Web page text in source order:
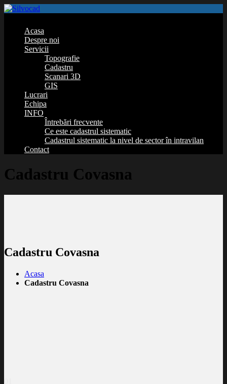
Acasa
Despre noi
Servicii
Topografie
Cadastru
Scanari 3D
GIS
Lucrari
Echipa
INFO
Întrebări frecvente
Ce este cadastrul sistematic
Cadastrul sistematic la nivel de sector în intravilan
Contact
Cadastru Covasna
Cadastru Covasna
Acasa
Cadastru Covasna